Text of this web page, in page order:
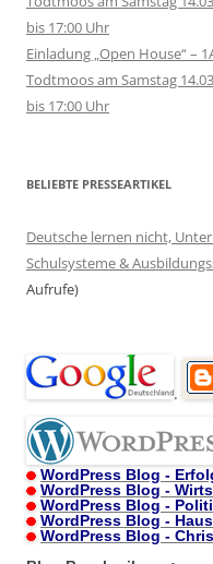
bis 17:00 Uhr
Einladung „Open House“ –
Todtmoos am Samstag
bis 17:00 Uhr
BELIEBTE PRESSEARTIKEL
Deutsche lernen nicht,
Schulsysteme &
Aufrufe)
.
WordPress Blog -
WordPress Blog -
WordPress Blog -
WordPress Blog -
WordPress Blog -